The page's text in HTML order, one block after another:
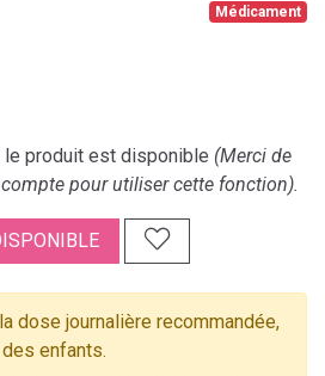
Médicament
produit est disponible (Merci de
pour utiliser cette fonction).
dose journalière recommandée,
enfants.